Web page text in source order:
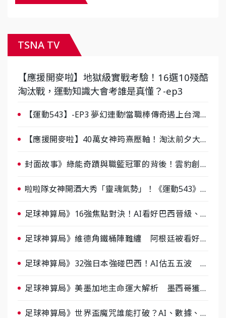
TSNA TV
【應援開麥啦】地獄級實戰考驗！16選10殘酷
淘汰戰，運動知識大會考誰是真懂？-ep3
【運動543】-EP3 夢幻連動!當職棒傳奇遇上台灣女
【應援開麥啦】40萬女神筠熹壓軸！淘汰前夕大混
封面故事》綠能奇蹟與職籃冠軍的背後！雲豹創辦
啦啦隊女神開酒大秀「靈魂氣勢」！《運動543》微
足球神算局》16強焦點對決！AI看好巴西晉級、數
足球神算局》維德角鐵桶陣難纏 阿根廷被看好下
足球神算局》32強日本強碰巴西！AI估五五波 牛
足球神算局》美墨加地主命運大解析 墨西哥獲數
足球神算局》世界盃魔咒誰能打破？AI、數據、塔